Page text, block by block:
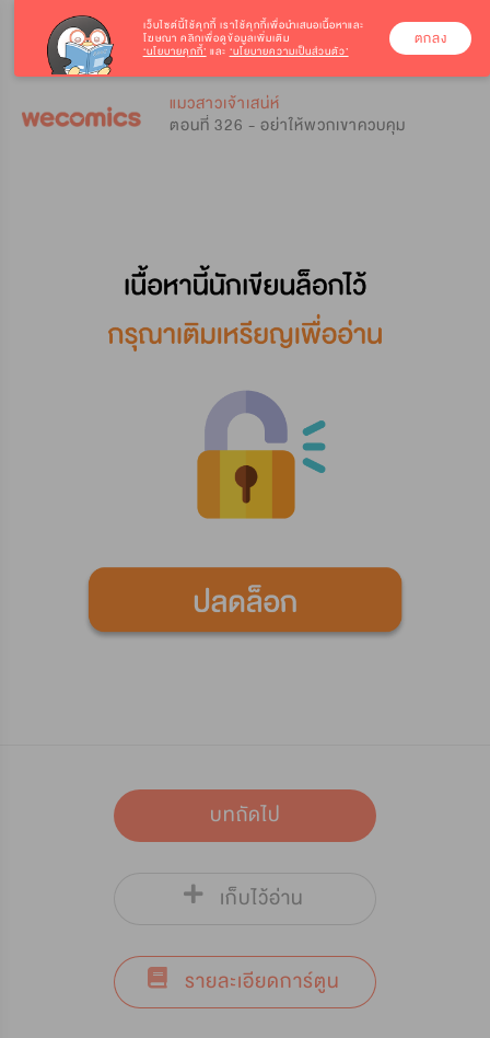
แมวสาวเจ้าเสน่ห์
ตอนที่ 326 - อย่าให้พวกเขาควบคุม
บทถัดไป
เก็บไว้อ่าน
รายละเอียดการ์ตูน
เว็บไซต์นี้ใช้คุกกี้ เราใช้คุกกี้เพื่อนำเสนอเนื้อหาและ
โฆษณา คลิกเพื่อดูข้อมูลเพิ่มเติม
‘นโยบายคุกกี้’ และ ‘นโยบายความเป็นส่วนตัว’
ตกลง